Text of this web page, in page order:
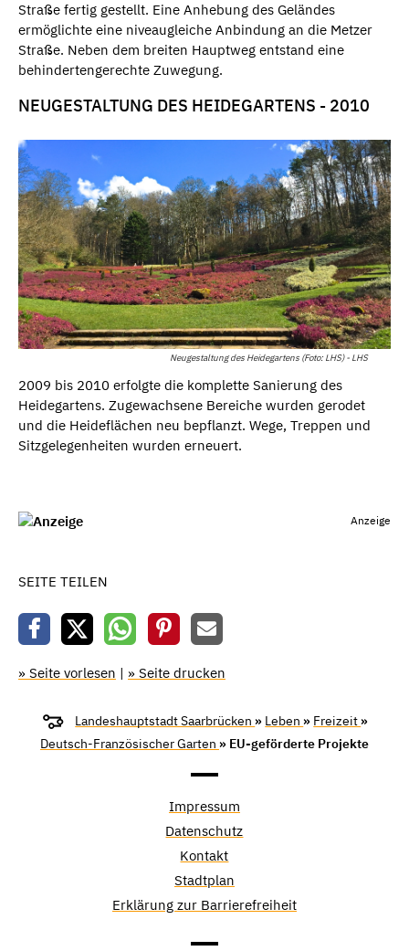
Straße fertig gestellt. Eine Anhebung des Geländes
ermöglichte eine niveaugleiche Anbindung an die Metzer
Straße. Neben dem breiten Hauptweg entstand eine
behindertengerechte Zuwegung.
NEUGESTALTUNG DES HEIDEGARTENS - 2010
Neugestaltung des Heidegartens (Foto: LHS) - LHS
2009 bis 2010 erfolgte die komplette Sanierung des
Heidegartens. Zugewachsene Bereiche wurden gerodet
und die Heideflächen neu bepflanzt. Wege, Treppen und
Sitzgelegenheiten wurden erneuert.
Anzeige
SEITE TEILEN
» Seite vorlesen | » Seite drucken
Landeshauptstadt Saarbrücken » Leben » Freizeit »
Deutsch-Französischer Garten » EU-geförderte Projekte
Impressum
Datenschutz
Kontakt
Stadtplan
Erklärung zur Barrierefreiheit